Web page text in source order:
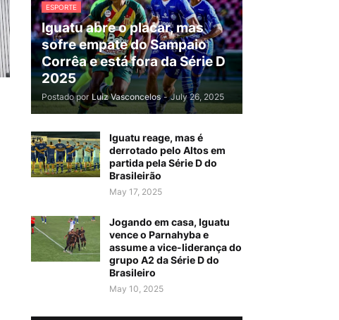
ESPORTE
Iguatu abre o placar, mas
sofre empate do Sampaio
Corrêa e está fora da Série D
2025
Postado por Luiz Vasconcelos - July 26, 2025
Iguatu reage, mas é
derrotado pelo Altos em
partida pela Série D do
Brasileirão
May 17, 2025
Jogando em casa, Iguatu
vence o Parnahyba e
assume a vice-liderança do
grupo A2 da Série D do
Brasileiro
May 10, 2025